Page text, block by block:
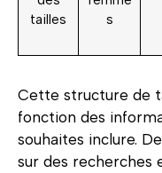
tailles
s
Cette structure de
fonction des
souhaites inclure.
sur des recherches